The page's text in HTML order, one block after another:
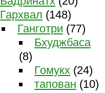
Гархвал (148)
Ганготри (77)
Бхуджбаса
(8)
Гомукх (24)
тапован (10)